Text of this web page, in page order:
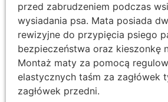
przed zabrudzeniem podczas
wysiadania psa. Mata posiada
rewizyjne do przypięcia psiego
bezpieczeństwa oraz kieszonkę
Montaż maty za pomocą
elastycznych taśm za zagłówek
zagłówek przedni.